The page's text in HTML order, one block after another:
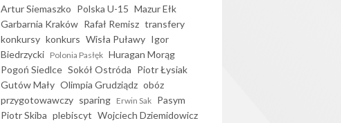
Artur Siemaszko Polska U-15 Mazur Ełk
Garbarnia Kraków Rafał Remisz transfery
konkursy konkurs Wisła Puławy Igor
Biedrzycki Polonia Pasłęk Huragan Morąg
Pogoń Siedlce Sokół Ostróda Piotr Łysiak
Gutów Mały Olimpia Grudziądz obóz
przygotowawczy sparing Erwin Sak Pasym
Piotr Skiba plebiscyt Wojciech Dziemidowicz